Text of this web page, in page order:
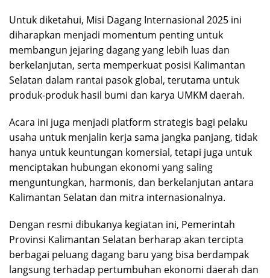
Untuk diketahui, Misi Dagang Internasional 2025 ini
diharapkan menjadi momentum penting untuk
membangun jejaring dagang yang lebih luas dan
berkelanjutan, serta memperkuat posisi Kalimantan
Selatan dalam rantai pasok global, terutama untuk
produk-produk hasil bumi dan karya UMKM daerah.
Acara ini juga menjadi platform strategis bagi pelaku
usaha untuk menjalin kerja sama jangka panjang, tidak
hanya untuk keuntungan komersial, tetapi juga untuk
menciptakan hubungan ekonomi yang saling
menguntungkan, harmonis, dan berkelanjutan antara
Kalimantan Selatan dan mitra internasionalnya.
Dengan resmi dibukanya kegiatan ini, Pemerintah
Provinsi Kalimantan Selatan berharap akan tercipta
berbagai peluang dagang baru yang bisa berdampak
langsung terhadap pertumbuhan ekonomi daerah dan